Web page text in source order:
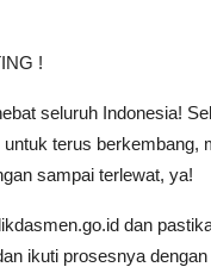
!
seluruh Indonesia!
terus berkembang,
sampai terlewat, ya!
dan
ikuti prosesnya